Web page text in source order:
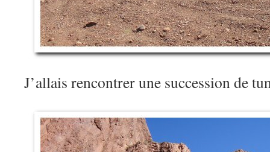
J’allais rencontrer une succession de